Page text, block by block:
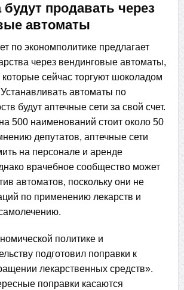
будут продавать через
автоматы
по экономполитике предлагает
через вендинговые автоматы,
сейчас торгуют шоколадом
автоматы по
будут аптечные сети за свой счет.
500 наименований стоит около 50
депутатов, аптечные сети
на персонале и аренде
врачебное сообщество может
автоматов, поскольку они не
по применению лекарств и
политике и
подготовил поправки к
лекарственных средств».
поправки касаются